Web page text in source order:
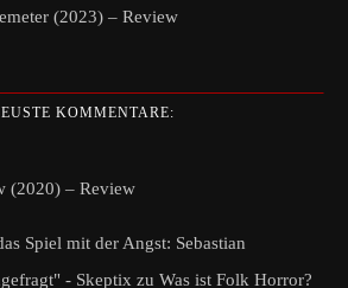
(2023) – Review
KOMMENTARE:
(2020) – Review
Spiel mit der Angst: Sebastian
- Skeptix zu Was ist Folk Horror?